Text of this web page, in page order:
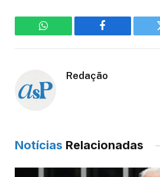
WhatsApp Facebook
Redação
Notícias Relacionadas